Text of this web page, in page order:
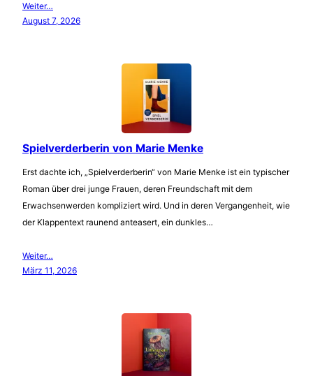
Weiter…
August 7, 2026
Spielverderberin von Marie Menke
Erst dachte ich, „Spielverderberin“ von Marie Menke ist ein typischer
Roman über drei junge Frauen, deren Freundschaft mit dem
Erwachsenwerden kompliziert wird. Und in deren Vergangenheit, wie
der Klappentext raunend anteasert, ein dunkles…
Weiter…
März 11, 2026